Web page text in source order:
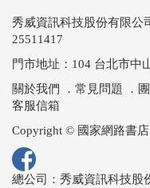
秀威資訊科技股份有限
25511417
門市地址：104 台北市中
關於我們
． 常見問題 ．
客服信箱
Copyright © 國家網路書店
總公司：秀威資訊科技股